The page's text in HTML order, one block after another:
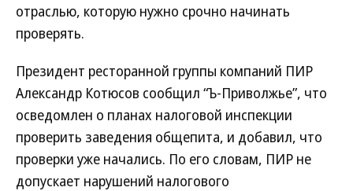
отраслью, которую нужно срочно начинать
проверять.
Президент ресторанной группы компаний ПИР
Александр Котюсов сообщил “Ъ-Приволжье”, что
осведомлен о планах налоговой инспекции
проверить заведения общепита, и добавил, что
проверки уже начались. По его словам, ПИР не
допускает нарушений налогового